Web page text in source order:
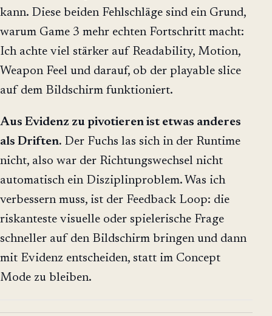
kann. Diese beiden Fehlschläge sind ein Grund,
warum Game 3 mehr echten Fortschritt macht:
Ich achte viel stärker auf Readability, Motion,
Weapon Feel und darauf, ob der playable slice
auf dem Bildschirm funktioniert.
Aus Evidenz zu pivotieren ist etwas anderes
als Driften. Der Fuchs las sich in der Runtime
nicht, also war der Richtungswechsel nicht
automatisch ein Disziplinproblem. Was ich
verbessern muss, ist der Feedback Loop: die
riskanteste visuelle oder spielerische Frage
schneller auf den Bildschirm bringen und dann
mit Evidenz entscheiden, statt im Concept
Mode zu bleiben.